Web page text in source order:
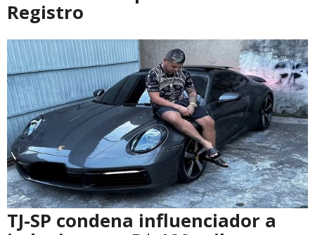
Registro
TJ-SP condena influenciador a